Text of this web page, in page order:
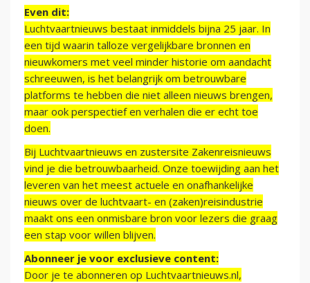
Even dit:
Luchtvaartnieuws bestaat inmiddels bijna 25 jaar. In
een tijd waarin talloze vergelijkbare bronnen en
nieuwkomers met veel minder historie om aandacht
schreeuwen, is het belangrijk om betrouwbare
platforms te hebben die niet alleen nieuws brengen,
maar ook perspectief en verhalen die er echt toe
doen.
Bij Luchtvaartnieuws en zustersite Zakenreisnieuws
vind je die betrouwbaarheid. Onze toewijding aan het
leveren van het meest actuele en onafhankelijke
nieuws over de luchtvaart- en (zaken)reisindustrie
maakt ons een onmisbare bron voor lezers die graag
een stap voor willen blijven.
Abonneer je voor exclusieve content:
Door je te abonneren op Luchtvaartnieuws.nl,